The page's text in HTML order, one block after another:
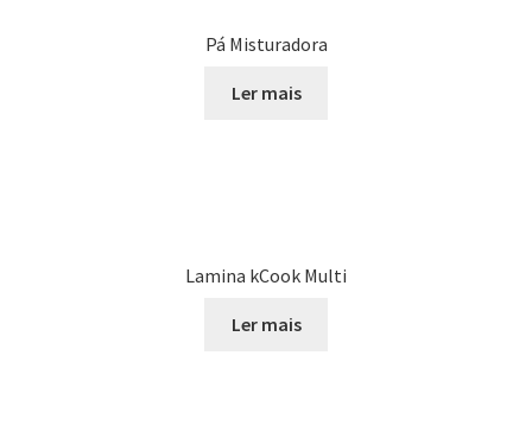
Pá Misturadora
Ler mais
Lamina kCook Multi
Ler mais